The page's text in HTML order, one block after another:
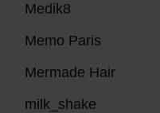
Medik8
Memo Paris
Mermade Hair
milk_shake